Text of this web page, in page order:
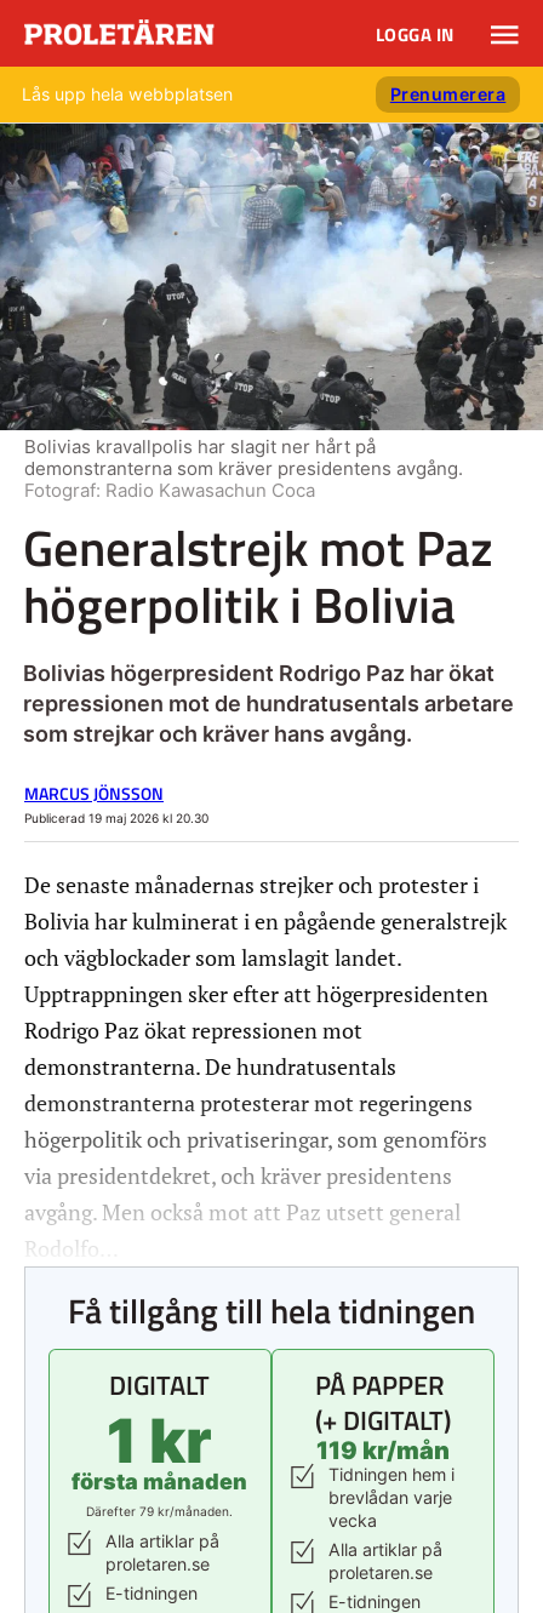
LOGGA IN
Lås upp hela webbplatsen Prenumerera
Generalstrejk mot Paz
högerpolitik i Bolivia
Bolivias högerpresident Rodrigo Paz har ökat
repressionen mot de hundratusentals arbetare
som strejkar och kräver hans avgång.
Bolivias kravallpolis har slagit ner hårt på
demonstranterna som kräver presidentens avgång.
Fotograf: Radio Kawasachun Coca
MARCUS JÖNSSON
Publicerad 19 maj 2026 kl 20.30
De senaste månadernas strejker och protester i
Bolivia har kulminerat i en pågående generalstrejk
och vägblockader som lamslagit landet.
Upptrappningen sker efter att högerpresidenten
Rodrigo Paz ökat repressionen mot
demonstranterna. De hundratusentals
demonstranterna protesterar mot regeringens
högerpolitik och privatiseringar, som genomförs
via presidentdekret, och kräver presidentens
avgång. Men också mot att Paz utsett general
Rodolfo…
Få tillgång till hela tidningen
DIGITALT
1 kr
första månaden
Därefter 79 kr/månaden.
Alla artiklar på
proletaren.se
E-tidningen
PÅ PAPPER
(+ DIGITALT)
119 kr/mån
Tidningen hem i
brevlådan varje
vecka
Alla artiklar på
proletaren.se
E-tidningen